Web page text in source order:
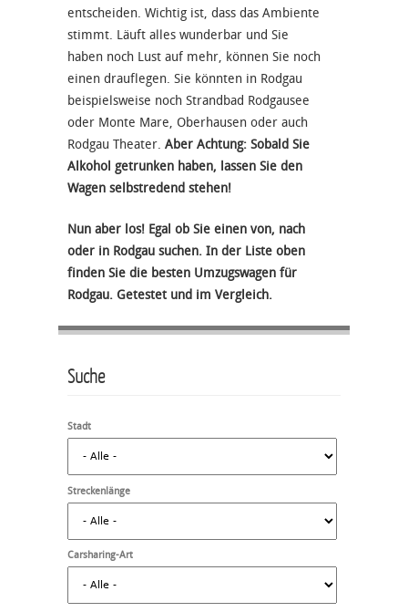
entscheiden. Wichtig ist, dass das Ambiente
stimmt. Läuft alles wunderbar und Sie
haben noch Lust auf mehr, können Sie noch
einen drauflegen. Sie könnten in Rodgau
beispielsweise noch Strandbad Rodgausee
oder Monte Mare, Oberhausen oder auch
Rodgau Theater. Aber Achtung: Sobald Sie
Alkohol getrunken haben, lassen Sie den
Wagen selbstredend stehen!
Nun aber los! Egal ob Sie einen von, nach
oder in Rodgau suchen. In der Liste oben
finden Sie die besten Umzugswagen für
Rodgau. Getestet und im Vergleich.
Suche
Stadt
Streckenlänge
Carsharing-Art